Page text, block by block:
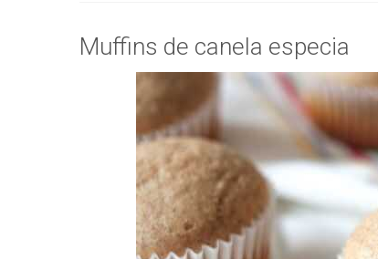
Muffins de canela especia